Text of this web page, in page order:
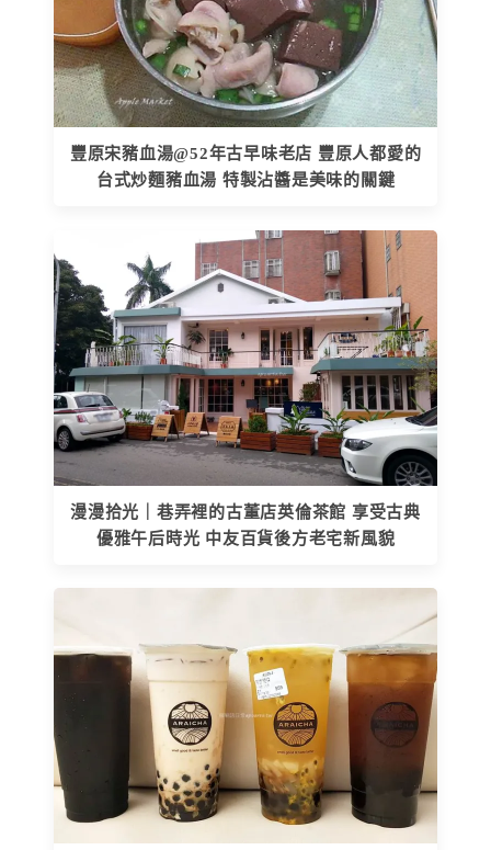
豐原宋豬血湯@52年古早味老店 豐原人都愛的
台式炒麵豬血湯 特製沾醬是美味的關鍵
漫漫拾光｜巷弄裡的古董店英倫茶館 享受古典
優雅午后時光 中友百貨後方老宅新風貌